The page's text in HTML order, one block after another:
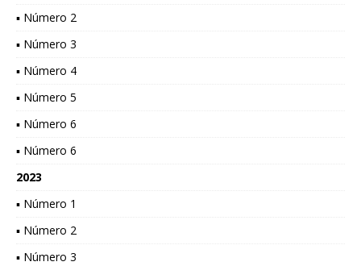
▪ Número 2
▪ Número 3
▪ Número 4
▪ Número 5
▪ Número 6
▪ Número 6
2023
▪ Número 1
▪ Número 2
▪ Número 3